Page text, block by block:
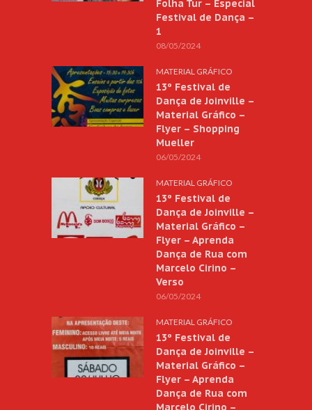
Folha Tur – Especial
Festival de Dança –
1
08/05/2024
MATERIAL GRÁFICO
13º Festival de
Dança de Joinville –
Material Gráfico –
Flyer – Shopping
Mueller
06/05/2024
MATERIAL GRÁFICO
13º Festival de
Dança de Joinville –
Material Gráfico –
Flyer – Aprenda
Dança de Rua com
Marcelo Cirino –
Verso
06/05/2024
MATERIAL GRÁFICO
13º Festival de
Dança de Joinville –
Material Gráfico –
Flyer – Aprenda
Dança de Rua com
Marcelo Cirino –